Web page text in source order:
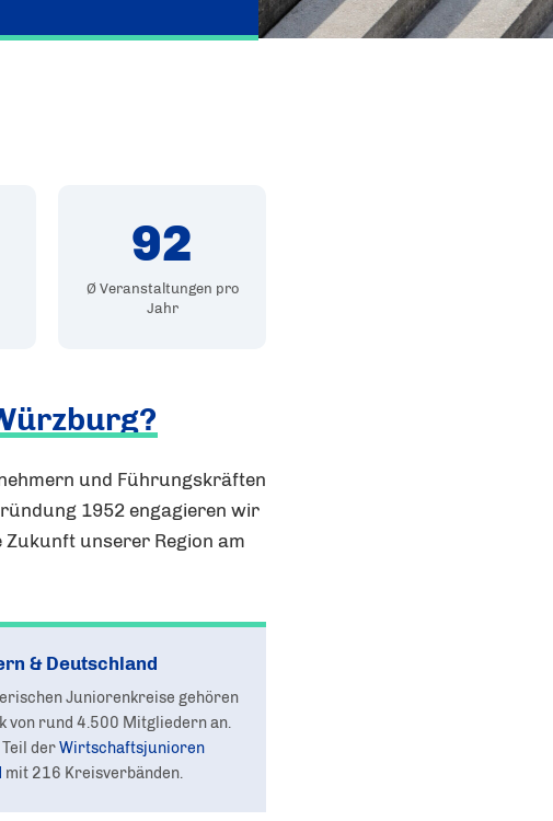
92
Ø Veranstaltungen pro
Jahr
und Führungskräften
1952 engagieren wir
unserer Region am
& Deutschland
Juniorenkreise gehören
von rund 4.500 Mitgliedern an.
derWirtschaftsjunioren
mit 216 Kreisverbänden.